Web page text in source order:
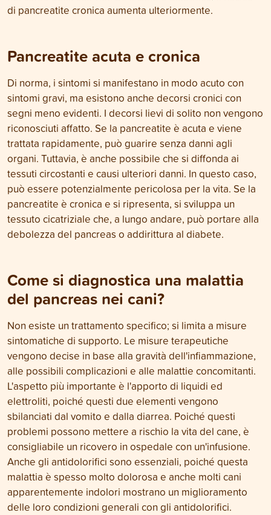
di pancreatite cronica aumenta ulteriormente.
Pancreatite acuta e cronica
Di norma, i sintomi si manifestano in modo acuto con
sintomi gravi, ma esistono anche decorsi cronici con
segni meno evidenti. I decorsi lievi di solito non vengono
riconosciuti affatto. Se la pancreatite è acuta e viene
trattata rapidamente, può guarire senza danni agli
organi. Tuttavia, è anche possibile che si diffonda ai
tessuti circostanti e causi ulteriori danni. In questo caso,
può essere potenzialmente pericolosa per la vita. Se la
pancreatite è cronica e si ripresenta, si sviluppa un
tessuto cicatriziale che, a lungo andare, può portare alla
debolezza del pancreas o addirittura al diabete.
Come si diagnostica una malattia
del pancreas nei cani?
Non esiste un trattamento specifico; si limita a misure
sintomatiche di supporto. Le misure terapeutiche
vengono decise in base alla gravità dell'infiammazione,
alle possibili complicazioni e alle malattie concomitanti.
L'aspetto più importante è l'apporto di liquidi ed
elettroliti, poiché questi due elementi vengono
sbilanciati dal vomito e dalla diarrea. Poiché questi
problemi possono mettere a rischio la vita del cane, è
consigliabile un ricovero in ospedale con un'infusione.
Anche gli antidolorifici sono essenziali, poiché questa
malattia è spesso molto dolorosa e anche molti cani
apparentemente indolori mostrano un miglioramento
delle loro condizioni generali con gli antidolorifici.